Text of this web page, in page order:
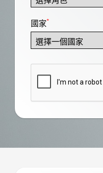
國家*